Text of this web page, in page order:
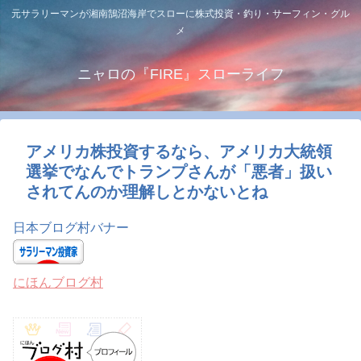
元サラリーマンが湘南鵠沼海岸でスローに株式投資・釣り・サーフィン・グル
メ
ニャロの『FIRE』スローライフ
アメリカ株投資するなら、アメリカ大統領
選挙でなんでトランプさんが「悪者」扱い
されてんのか理解しとかないとね
日本ブログ村バナー
にほんブログ村